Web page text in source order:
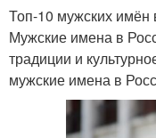
Топ-10 мужских имён
Мужские имена в
традиции и
мужские имена в